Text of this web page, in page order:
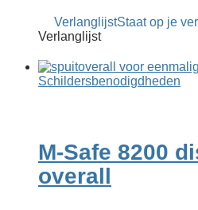
VerlanglijstStaat op je
Verlanglijst
Schilders­­benodigdheden
M-Safe 8200
overall